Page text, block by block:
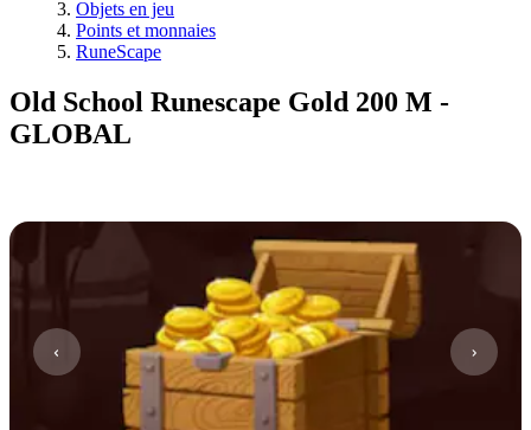
Objets en jeu
Points et monnaies
RuneScape
Old School Runescape Gold 200 M -
GLOBAL